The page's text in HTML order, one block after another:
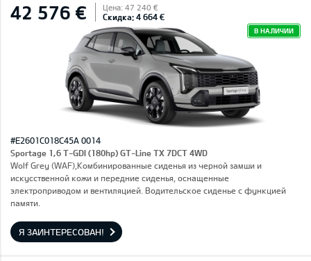
42 576 € Цена: 47 240 €
Скидка: 4 664 €
В НАЛИЧИИ
#E2601C018C45A 0014
Sportage 1,6 T-GDI (180hp) GT-Line TX 7DCT 4WD
Wolf Grey (WAF),Комбинированные сиденья из черной замши и
искусственной кожи и передние сиденья, оснащенные
электроприводом и вентиляцией. Водительское сиденье с функцией
памяти.
Я ЗАИНТЕРЕСОВАН!